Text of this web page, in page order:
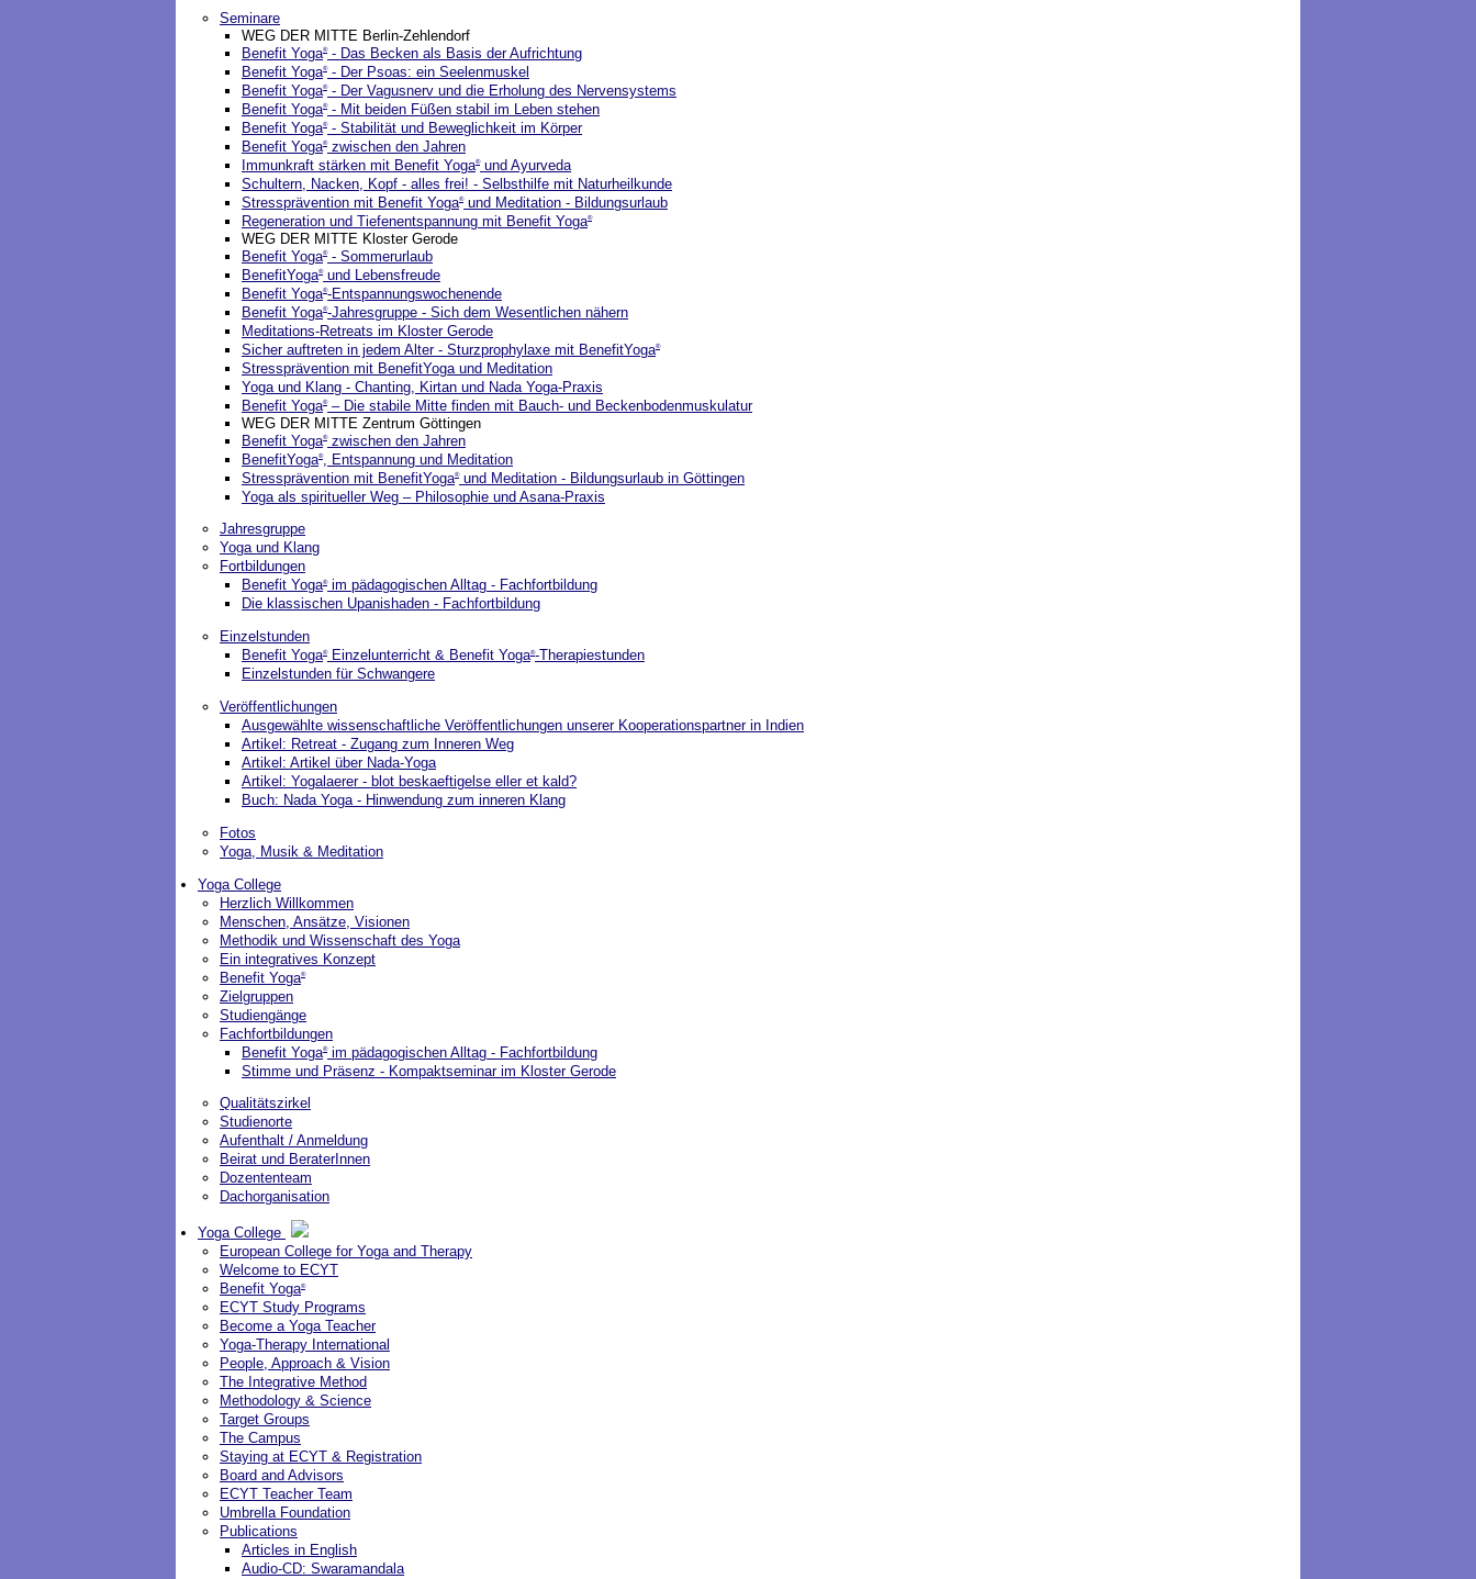
Seminare
WEG DER MITTE Berlin-Zehlendorf
Benefit Yoga®- Das Becken als Basis der Aufrichtung
Benefit Yoga®- Der Psoas: ein Seelenmuskel
Benefit Yoga®- Der Vagusnerv und die Erholung des Nervensystems
Benefit Yoga®- Mit beiden Füßen stabil im Leben stehen
Benefit Yoga®- Stabilität und Beweglichkeit im Körper
Benefit Yoga®zwischen den Jahren
Immunkraft stärken mit Benefit Yoga®und Ayurveda
Schultern, Nacken, Kopf - alles frei! - Selbsthilfe mit Naturheilkunde
Stressprävention mit Benefit Yoga®und Meditation - Bildungsurlaub
Regeneration und Tiefenentspannung mit Benefit Yoga®
WEG DER MITTE Kloster Gerode
Benefit Yoga®- Sommerurlaub
BenefitYoga®und Lebensfreude
Benefit Yoga®-Entspannungswochenende
Benefit Yoga®-Jahresgruppe - Sich dem Wesentlichen nähern
Meditations-Retreats im Kloster Gerode
Sicher auftreten in jedem Alter - Sturzprophylaxe mit BenefitYoga®
Stressprävention mit BenefitYoga und Meditation
Yoga und Klang - Chanting, Kirtan und Nada Yoga-Praxis
Benefit Yoga®– Die stabile Mitte finden mit Bauch- und Beckenbodenmuskulatur
WEG DER MITTE Zentrum Göttingen
Benefit Yoga®zwischen den Jahren
BenefitYoga®, Entspannung und Meditation
Stressprävention mit BenefitYoga®und Meditation - Bildungsurlaub in Göttingen
Yoga als spiritueller Weg – Philosophie und Asana-Praxis
Jahresgruppe
Yoga und Klang
Fortbildungen
Benefit Yoga®im pädagogischen Alltag - Fachfortbildung
Die klassischen Upanishaden - Fachfortbildung
Einzelstunden
Benefit Yoga®Einzelunterricht & Benefit Yoga®-Therapiestunden
Einzelstunden für Schwangere
Veröffentlichungen
Ausgewählte wissenschaftliche Veröffentlichungen unserer Kooperationspartner in Indien
Artikel: Retreat - Zugang zum Inneren Weg
Artikel: Artikel über Nada-Yoga
Artikel: Yogalaerer - blot beskaeftigelse eller et kald?
Buch: Nada Yoga - Hinwendung zum inneren Klang
Fotos
Yoga, Musik & Meditation
Yoga College
Herzlich Willkommen
Menschen, Ansätze, Visionen
Methodik und Wissenschaft des Yoga
Ein integratives Konzept
Benefit Yoga®
Zielgruppen
Studiengänge
Fachfortbildungen
Benefit Yoga®im pädagogischen Alltag - Fachfortbildung
Stimme und Präsenz - Kompaktseminar im Kloster Gerode
Qualitätszirkel
Studienorte
Aufenthalt / Anmeldung
Beirat und BeraterInnen
Dozententeam
Dachorganisation
Yoga College
European College for Yoga and Therapy
Welcome to ECYT
Benefit Yoga®
ECYT Study Programs
Become a Yoga Teacher
Yoga-Therapy International
People, Approach & Vision
The Integrative Method
Methodology & Science
Target Groups
The Campus
Staying at ECYT & Registration
Board and Advisors
ECYT Teacher Team
Umbrella Foundation
Publications
Articles in English
Audio-CD: Swaramandala